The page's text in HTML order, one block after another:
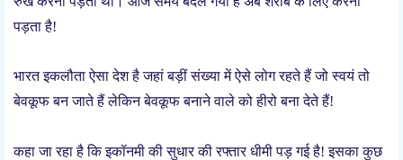
पड़ता है!
भारत इकलौता ऐसा देश है जहां बड़ीं संख्या में ऐसे लोग रहते हैं जो स्वयं तो
बेवकूफ बन जाते हैं लेकिन बेवकूफ बनाने वाले को हीरो बना देते हैं!
कहा जा रहा है कि इकॉनमी की सुधार की रफ्तार धीमी पड़ गई है! इसका कुछ